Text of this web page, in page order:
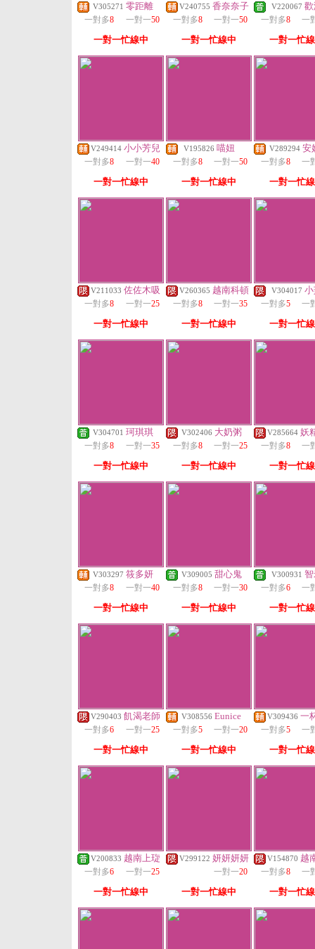
V305271 零距離
一對多8 一對一50
一對一忙線中
V240755 香奈奈子
一對多8 一對一50
一對一忙線中
V220067
一對多8 一
一對一忙
V249414 小小芳兒
一對多8 一對一40
一對一忙線中
V195826 喵妞
一對多8 一對一50
一對一忙線中
V289294 安
一對多8 一
一對一忙
V211033 佐佐木吸
一對多8 一對一25
一對一忙線中
V260365 越南科頓
一對多8 一對一35
一對一忙線中
V304017
一對多5 一
一對一忙
V304701 珂琪琪
一對多8 一對一35
一對一忙線中
V302406 大奶粥
一對多8 一對一25
一對一忙線中
V285664 妖
一對多8 一
一對一忙
V303297 筱多妍
一對多8 一對一40
一對一忙線中
V309005 甜心鬼
一對多8 一對一30
一對一忙線中
V300931
一對多6 一
一對一忙
V290403 飢渴老師
一對多6 一對一25
一對一忙線中
V308556 Eunice
一對多5 一對一20
一對一忙線中
V309436 一
一對多5 一
一對一忙
V200833 越南上琁
一對多6 一對一25
一對一忙線中
V299122 妍妍妍妍
一對一20
一對一忙線中
V154870 越
一對多8 一
一對一忙